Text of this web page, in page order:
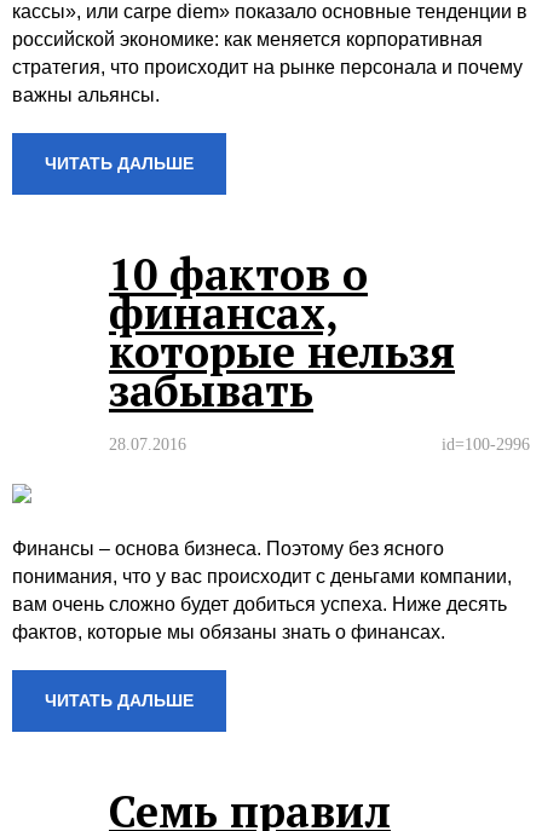
кассы», или carpe diem» показало основные тенденции в
российской экономике: как меняется корпоративная
стратегия, что происходит на рынке персонала и почему
важны альянсы.
ЧИТАТЬ ДАЛЬШЕ
10 фактов о
финансах,
которые нельзя
забывать
28.07.2016 id=100-2996
Финансы – основа бизнеса. Поэтому без ясного
понимания, что у вас происходит с деньгами компании,
вам очень сложно будет добиться успеха. Ниже десять
фактов, которые мы обязаны знать о финансах.
ЧИТАТЬ ДАЛЬШЕ
Семь правил